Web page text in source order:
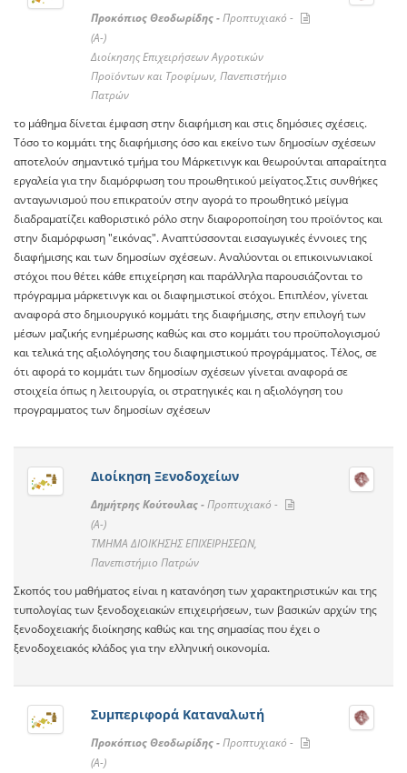
Προκόπιος Θεοδωρίδης -Προπτυχιακό -
(A-)
Διοίκησης Επιχειρήσεων Αγροτικών
Προϊόντων και Τροφίμων, Πανεπιστήμιο
Πατρών
το μάθημα δίνεται έμφαση στην διαφήμιση και στις δημόσιες σχέσεις.
Τόσο το κομμάτι της διαφήμισης όσο και εκείνο των δημοσίων σχέσεων
αποτελούν σημαντικό τμήμα του Μάρκετινγκ και θεωρούνται απαραίτητα
εργαλεία για την διαμόρφωση του προωθητικού μείγατος.Στις συνθήκες
ανταγωνισμού που επικρατούν στην αγορά το προωθητικό μείγμα
διαδραματίζει καθοριστικό ρόλο στην διαφοροποίηση του προϊόντος και
στην διαμόρφωση "εικόνας". Αναπτύσσονται εισαγωγικές έννοιες της
διαφήμισης και των δημοσίων σχέσεων. Αναλύονται οι επικοινωνιακοί
στόχοι που θέτει κάθε επιχείρηση και παράλληλα παρουσιάζονται το
πρόγραμμα μάρκετινγκ και οι διαφημιστικοί στόχοι. Επιπλέον, γίνεται
αναφορά στο δημιουργικό κομμάτι της διαφήμισης, στην επιλογή των
μέσων μαζικής ενημέρωσης καθώς και στο κομμάτι του προϋπολογισμού
και τελικά της αξιολόγησης του διαφημιστικού προγράμματος. Τέλος, σε
ότι αφορά το κομμάτι των δημοσίων σχέσεων γίνεται αναφορά σε
στοιχεία όπως η λειτουργία, οι στρατηγικές και η αξιολόγηση του
προγραμματος των δημοσίων σχέσεων
Διοίκηση Ξενοδοχείων
Δημήτρης Κούτουλας -Προπτυχιακό -
(A-)
ΤΜΗΜΑ ΔΙΟΙΚΗΣΗΣ ΕΠΙΧΕΙΡΗΣΕΩΝ,
Πανεπιστήμιο Πατρών
Σκοπός του μαθήματος είναι η κατανόηση των χαρακτηριστικών και της
τυπολογίας των ξενοδοχειακών επιχειρήσεων, των βασικών αρχών της
ξενοδοχειακής διοίκησης καθώς και της σημασίας που έχει ο
ξενοδοχειακός κλάδος για την ελληνική οικονομία.
Συμπεριφορά Καταναλωτή
Προκόπιος Θεοδωρίδης -Προπτυχιακό -
(A-)